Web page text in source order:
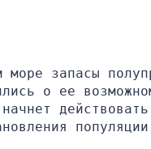
море запасы
о ее